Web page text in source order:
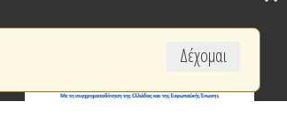
Δέχομαι